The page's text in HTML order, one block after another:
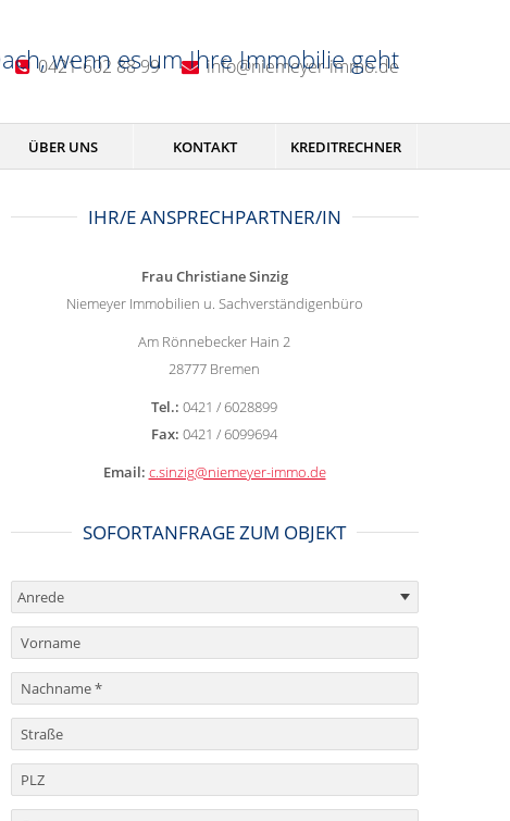
0421-602 88 99 info@niemeyer-immo.de
wenn es um Ihre Immobilie geht
ÜBER UNS KONTAKT KREDITRECHNER
IHR/E ANSPRECHPARTNER/IN
Frau Christiane Sinzig
Niemeyer Immobilien u. Sachverständigenbüro
Am Rönnebecker Hain 2
28777 Bremen
Tel.: 0421 / 6028899
Fax: 0421 / 6099694
Email: c.sinzig@niemeyer-immo.de
SOFORTANFRAGE ZUM OBJEKT